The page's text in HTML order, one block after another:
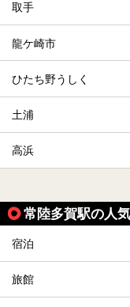
取手
龍ケ崎市
ひたち野うしく
土浦
高浜
常陸多賀駅の人
宿泊
旅館